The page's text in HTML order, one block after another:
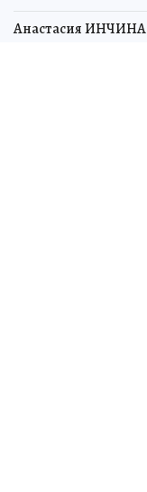
Анастасия ИНЧИНА